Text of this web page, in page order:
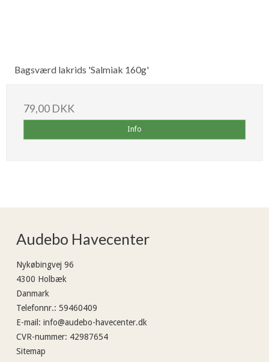
Bagsværd lakrids 'Salmiak 160g'
79,00 DKK
Info
Audebo Havecenter
Nykøbingvej 96
4300 Holbæk
Danmark
Telefonnr.: 59460409
E-mail : info@audebo-havecenter.dk
CVR-nummer: 42987654
Sitemap